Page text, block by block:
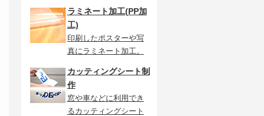
ラミネート加工(PP加
工)
印刷したポスターや写
真にラミネート加工。
カッティングシート制
作
窓や車などに利用でき
るカッティングシート